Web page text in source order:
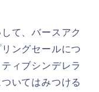
て、バースアク
ングセールにつ
ィブシンデレラ
いてはみつける